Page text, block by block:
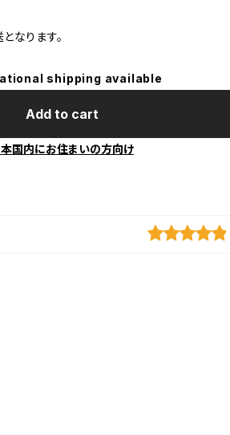
なります。
shipping available
Add to cart
国内にお住まいの方向け